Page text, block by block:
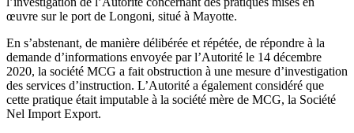
œuvre sur le port de Longoni, situé à Mayotte.
En s’abstenant, de manière délibérée et répétée, de répondre à la
demande d’informations envoyée par l’Autorité le 14 décembre
2020, la société MCG a fait obstruction à une mesure d’investigation
des services d’instruction. L’Autorité a également considéré que
cette pratique était imputable à la société mère de MCG, la Société
Nel Import Export.